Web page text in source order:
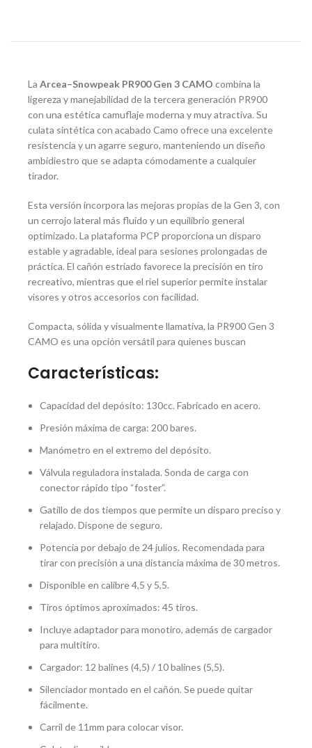
La Arcea–Snowpeak PR900 Gen 3 CAMO combina la
ligereza y manejabilidad de la tercera generación PR900
con una estética camuflaje moderna y muy atractiva. Su
culata sintética con acabado Camo ofrece una excelente
resistencia y un agarre seguro, manteniendo un diseño
ambidiestro que se adapta cómodamente a cualquier
tirador.
Esta versión incorpora las mejoras propias de la Gen 3, con
un cerrojo lateral más fluido y un equilibrio general
optimizado. La plataforma PCP proporciona un disparo
estable y agradable, ideal para sesiones prolongadas de
práctica. El cañón estriado favorece la precisión en tiro
recreativo, mientras que el riel superior permite instalar
visores y otros accesorios con facilidad.
Compacta, sólida y visualmente llamativa, la PR900 Gen 3
CAMO es una opción versátil para quienes buscan
Características:
Capacidad del depósito: 130cc. Fabricado en acero.
Presión máxima de carga: 200 bares.
Manómetro en el extremo del depósito.
Válvula reguladora instalada. Sonda de carga con
conector rápido tipo “foster”.
Gatillo de dos tiempos que permite un disparo preciso y
relajado. Dispone de seguro.
Potencia por debajo de 24 julios. Recomendada para
tirar con precisión a una distancia máxima de 30 metros.
Disponible en calibre 4,5 y 5,5.
Tiros óptimos aproximados: 45 tiros.
Incluye adaptador para monotiro, además de cargador
para multitiro.
Cargador: 12 balines (4,5) / 10 balines (5,5).
Silenciador montado en el cañón. Se puede quitar
fácilmente.
Carril de 11mm para colocar visor.